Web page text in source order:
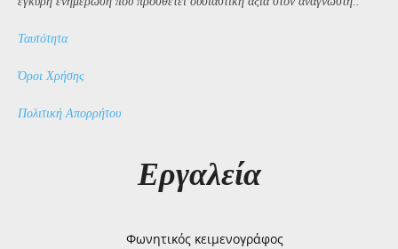
Ταυτότητα
Όροι Χρήσης
Πολιτική Απορρήτου
Εργαλεία
Φωνητικός κειμενογράφος